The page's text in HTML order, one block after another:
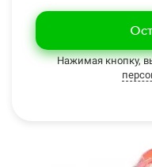
Нажимая кнопку,